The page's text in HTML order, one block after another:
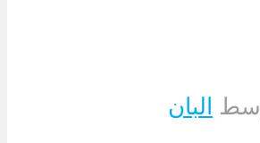
البان